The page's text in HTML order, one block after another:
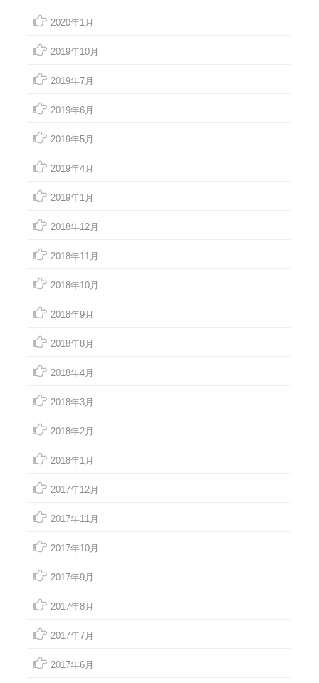
2020年1月
2019年10月
2019年7月
2019年6月
2019年5月
2019年4月
2019年1月
2018年12月
2018年11月
2018年10月
2018年9月
2018年8月
2018年4月
2018年3月
2018年2月
2018年1月
2017年12月
2017年11月
2017年10月
2017年9月
2017年8月
2017年7月
2017年6月